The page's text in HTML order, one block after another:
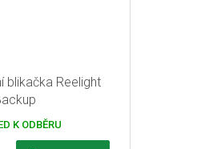
blikačka Reelight
K ODBĚRU